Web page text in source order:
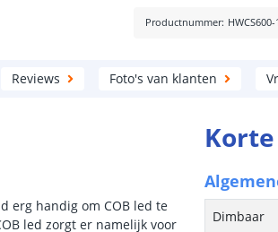
Productnummer:
Reviews Foto's van klanten
erg handig om COB led te
led zorgt er namelijk voor
Dimbaar